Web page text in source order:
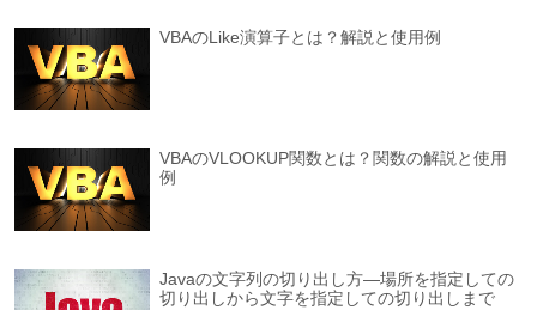
VBAのLike演算子とは？解説と使用例
VBAのVLOOKUP関数とは？関数の解説と使用
例
Javaの文字列の切り出し方―場所を指定しての
切り出しから文字を指定しての切り出しまで